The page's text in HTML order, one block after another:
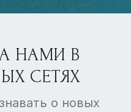
НАМИ В
СЕТЯХ
о новых